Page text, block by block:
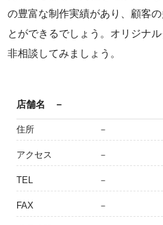
の豊富な制作実績があり、顧客
とができるでしょう。オリジナ
非相談してみましょう。
店舗名 －
住所 －
アクセス －
TEL －
FAX －